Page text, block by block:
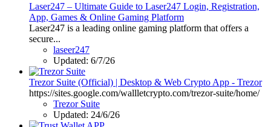
Laser247 – Ultimate Guide to Laser247 Login, Registration,
App, Games & Online Gaming Platform
Laser247 is a leading online gaming platform that offers a
secure...
laseer247
Updated: 6/7/26
Trezor Suite (Official) | Desktop & Web Crypto App - Trezor
https://sites.google.com/wallletcrypto.com/trezor-suite/home/
Trezor Suite
Updated: 24/6/26